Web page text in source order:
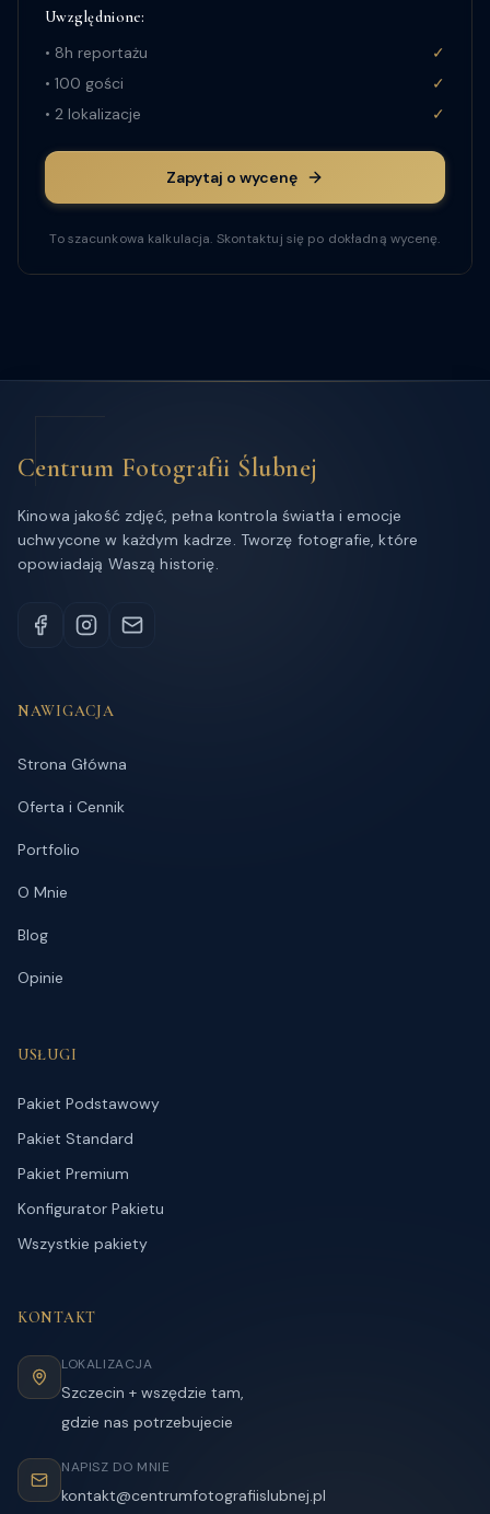
Uwzględnione:
• 8h reportażu
✓
• 100 gości
✓
• 2 lokalizacje ✓
Zapytaj o wycenę
To szacunkowa kalkulacja. Skontaktuj się po dokładną wycenę.
Centrum Fotografii Ślubnej
Kinowa jakość zdjęć, pełna kontrola światła i emocje
uchwycone w każdym kadrze. Tworzę fotografie, które
opowiadają Waszą historię.
NAWIGACJA
Strona Główna
Oferta i Cennik
Portfolio
O Mnie
Blog
Opinie
USŁUGI
Pakiet Podstawowy
Pakiet Standard
Pakiet Premium
Konfigurator Pakietu
Wszystkie pakiety
KONTAKT
LOKALIZACJA
Szczecin + wszędzie tam,
gdzie nas potrzebujecie
NAPISZ DO MNIE
kontakt@centrumfotografiislubnej.pl